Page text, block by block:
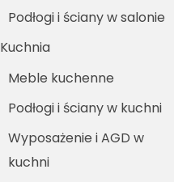
Podłogi i ściany w salonie
Kuchnia
Meble kuchenne
Podłogi i ściany w kuchni
Wyposażenie i AGD w
kuchni